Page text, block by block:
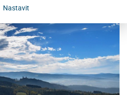
Nastavit